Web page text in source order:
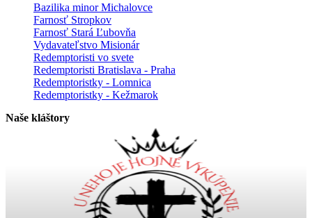
Bazilika minor Michalovce
Farnosť Stropkov
Farnosť Stará Ľubovňa
Vydavateľstvo Misionár
Redemptoristi vo svete
Redemptoristi Bratislava - Praha
Redemptoristky - Lomnica
Redemptoristky - Kežmarok
Naše kláštory